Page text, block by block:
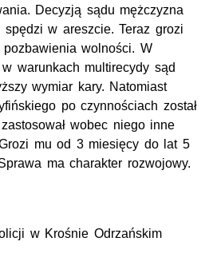
Decyzją sądu mężczyzna
w areszcie. Teraz grozi
wolności. W
warunkach multirecydy sąd
wymiar kary. Natomiast
po czynnościach został
wobec niego inne
mu od 3 miesięcy do lat 5
ma charakter rozwojowy.
w Krośnie Odrzańskim